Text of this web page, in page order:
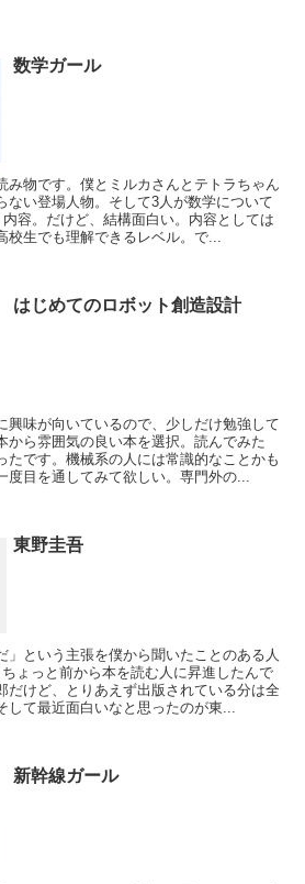
数学ガール
み物です。僕とミルカさんとテトラちゃん
ない登場人物。そして3人が数学について
容。だけど、結構面白い。内容としては
生でも理解できるレベル。で...
はじめてのロボット創造設計
興味が向いているので、少しだけ勉強して
から雰囲気の良い本を選択。読んでみた
たです。機械系の人には常識的なことかも
度目を通してみて欲しい。専門外の...
東野圭吾
」という主張を僕から聞いたことのある人
ょっと前から本を読む人に昇進したんで
だけど、とりあえず出版されている分は全
て最近面白いなと思ったのが東...
新幹線ガール